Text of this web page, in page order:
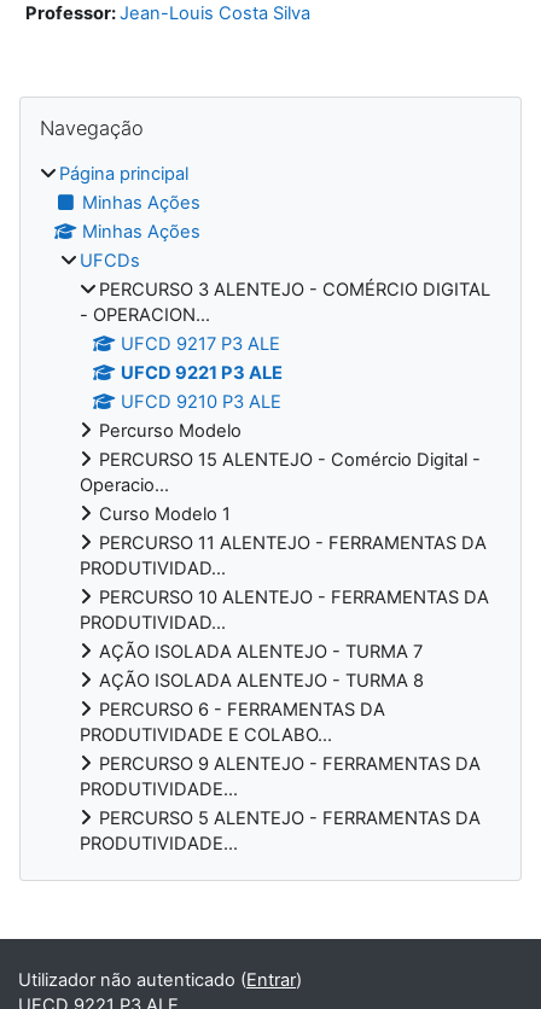
Professor:Jean-Louis Costa Silva
Blocos
Navegação
Página principal
Minhas Ações
Minhas Ações
UFCDs
PERCURSO 3 ALENTEJO - COMÉRCIO DIGITAL
- OPERACION...
UFCD 9217 P3 ALE
UFCD 9221 P3 ALE
UFCD 9210 P3 ALE
Percurso Modelo
PERCURSO 15 ALENTEJO - Comércio Digital -
Operacio...
Curso Modelo 1
PERCURSO 11 ALENTEJO - FERRAMENTAS DA
PRODUTIVIDAD...
PERCURSO 10 ALENTEJO - FERRAMENTAS DA
PRODUTIVIDAD...
AÇÃO ISOLADA ALENTEJO - TURMA 7
AÇÃO ISOLADA ALENTEJO - TURMA 8
PERCURSO 6 - FERRAMENTAS DA
PRODUTIVIDADE E COLABO...
PERCURSO 9 ALENTEJO - FERRAMENTAS DA
PRODUTIVIDADE...
PERCURSO 5 ALENTEJO - FERRAMENTAS DA
PRODUTIVIDADE...
Blocos
Utilizador não autenticado (Entrar)